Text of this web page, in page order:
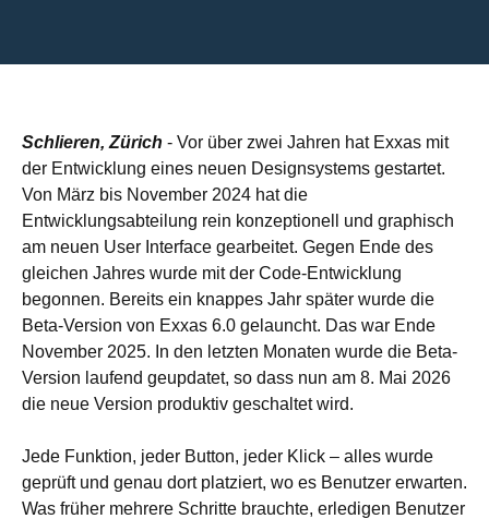
Schlieren, Zürich - Vor über zwei Jahren hat Exxas mit
der Entwicklung eines neuen Designsystems gestartet.
Von März bis November 2024 hat die
Entwicklungsabteilung rein konzeptionell und graphisch
am neuen User Interface gearbeitet. Gegen Ende des
gleichen Jahres wurde mit der Code-Entwicklung
begonnen. Bereits ein knappes Jahr später wurde die
Beta-Version von Exxas 6.0 gelauncht. Das war Ende
November 2025. In den letzten Monaten wurde die Beta-
Version laufend geupdatet, so dass nun am 8. Mai 2026
die neue Version produktiv geschaltet wird.
Jede Funktion, jeder Button, jeder Klick – alles wurde
geprüft und genau dort platziert, wo es Benutzer erwarten.
Was früher mehrere Schritte brauchte, erledigen Benutzer